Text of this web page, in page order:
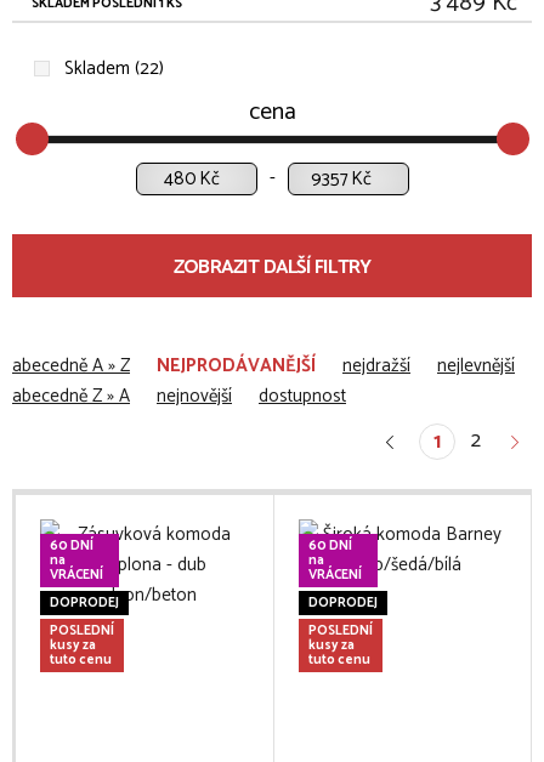
Skladem (22)
cena
Kč Kč
ZOBRAZIT DALŠÍ FILTRY
abecedně A » Z NEJPRODÁVANĚJŠÍ nejdražší
nejlevnější
abecedně Z » A
nejnovější dostupnost
1 2
60 DNÍ
na
VRÁCENÍ
DOPRODEJ
POSLEDNÍ
kusy za
tuto cenu
60 DNÍ
na
VRÁCENÍ
DOPRODEJ
POSLEDNÍ
kusy za
tuto cenu